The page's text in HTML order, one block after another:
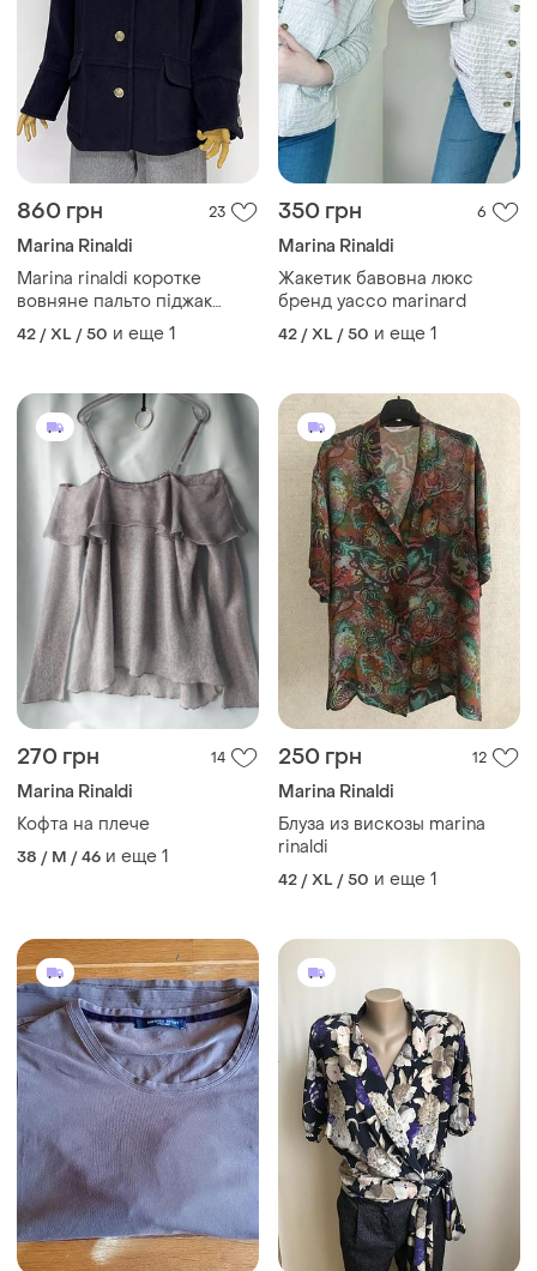
860 грн 23
Marina Rinaldi
Marina rinaldi коротке
вовняне пальто піджак
темно синє чорне вовна
вінтаж р. 23
42 / XL / 50 и еще 1
350 грн 6
Marina Rinaldi
Жакетик бавовна люкс
бренд yacco marinard
42 / XL / 50 и еще 1
270 грн 14
Marina Rinaldi
Кофта на плече
38 / M / 46 и еще 1
250 грн 12
Marina Rinaldi
Блуза из вискозы marina
rinaldi
42 / XL / 50 и еще 1